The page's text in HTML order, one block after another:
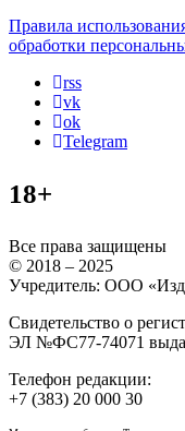
Правила
обработки
rss
vk
ok
Telegram
18+
Все права защищены
© 2018 – 2025
Учредитель: ООО
Свидетельство о
ЭЛ №ФС77-74071
Телефон редакции:
+7 (383) 20 000 30